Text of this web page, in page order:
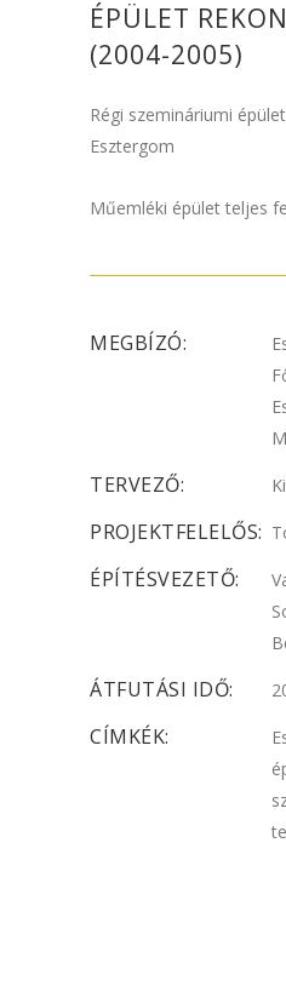
ÉPÜLET
(2004-2005)
Régi szemináriumi
Esztergom
Műemléki épület teljes
MEGBÍZÓ:
TERVEZŐ:
PROJEKTFELELŐS:
ÉPÍTÉSVEZETŐ:
ÁTFUTÁSI IDŐ:
CÍMKÉK: